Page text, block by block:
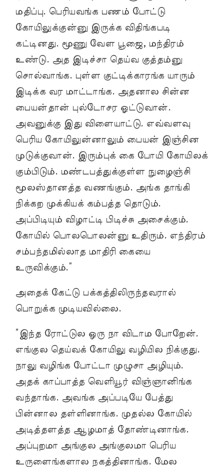
மதிப்பு. பெரியவங்க பணம் போட்டு
கோயிலுக்குன்னு இருக்க விதிங்கபடி
கட்டினது. மூணு வேள பூஜை, மந்திரம்
உண்டு. அத இடிச்சா தெய்வ குத்தம்னு
சொல்வாங்க. புள்ள குட்டிக்காரங்க யாரும்
இடிக்க வர மாட்டாங்க. அதனால சின்ன
பையன்தான் புல்டோசர ஓட்டுவான்.
அவனுக்கு இது விளையாட்டு. எவ்வளவு
பெரிய கோயிலுன்னாலும் பையன் இஞ்சின
முடுக்குவான். இரும்புக் கை போயி கோயிலக்
கும்பிடும். மண்டபத்துக்குள்ள நுழைஞ்சி
மூலஸ்தானத்த வணங்கும். அங்க தாங்கி
நிக்கற முக்கியக் கம்பத்த தொடும்.
அப்பிடியும் விழாட்டி பிடிச்சு அசைக்கும்.
கோயில் பொலபொலன்னு உதிரும். எந்திரம்
சம்பந்தமில்லாத மாதிரி கையை
உருவிக்கும்.”
அதைக் கேட்டு பக்கத்திலிருந்தவரால்
பொறுக்க முடியவில்லை.
“இந்த ரோட்டுல ஒரு நா விடாம போறேன்.
எங்குல தெய்வக் கோயிலு வழியில நிக்குது.
நாலு வழிங்க போட்டா முழுசா அழியும்.
அதக் காப்பாத்த வெளியூர் விஞ்ஞானிங்க
வந்தாங்க. அவங்க அப்படியே பேத்து
பின்னால தள்ளினாங்க. முதல்ல கோயில்
அடித்தளத்த ஆழமாத் தோண்டினாங்க.
அப்புறமா அங்குல அங்குலமா பெரிய
உருளைங்களால நகத்தினாங்க. மேல